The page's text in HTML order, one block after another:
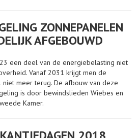
ZONNEPANELEN
AFGEBOUWD
een deel van de energiebelasting niet
Vanaf 2031 krijgt men de
meer terug. De afbouw van deze
is door bewindslieden Wiebes en
Kamer.